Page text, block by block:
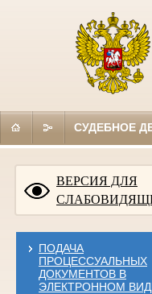
СУДЕБНОЕ
ВЕРСИЯ ДЛЯ
ПОДАЧА
ПРОЦЕССУАЛЬНЫХ
ДОКУМЕНТОВ В
ЭЛЕКТРОННОМ